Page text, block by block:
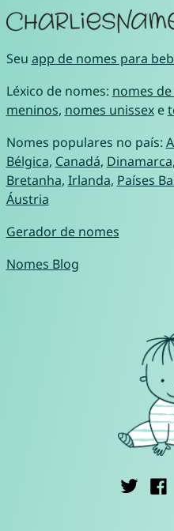
Seu app de nomes para
Léxico de nomes: nomes
meninos, nomes unissexe
Nomes populares no país:
Bélgica, Canadá, Dinamarca,
Bretanha, Irlanda, Países
Áustria
Gerador de nomes
Nomes Blog